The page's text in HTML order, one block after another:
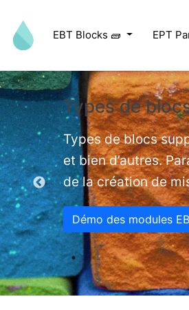
EBT Blocks 🧱 EPT
videos.
Types de
Types de blocs
et bien d’autres.
de la création de
Démo des modules